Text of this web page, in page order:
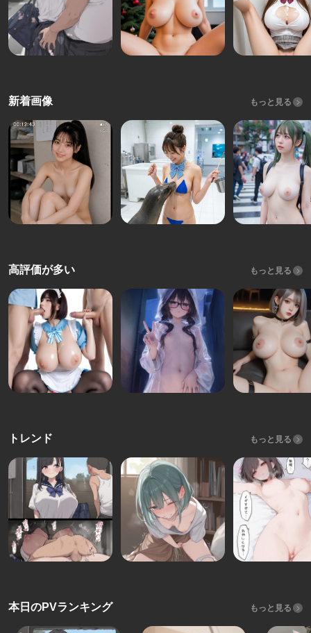
新着画像 もっと見る
高評価が多い もっと見る
トレンド もっと見る
本日のPVランキング もっと見る